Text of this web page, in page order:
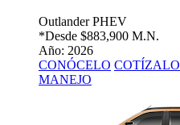
Outlander PHEV
*Desde $883,900 M.N.
Año: 2026
CONÓCELO COTÍZALO
MANEJO